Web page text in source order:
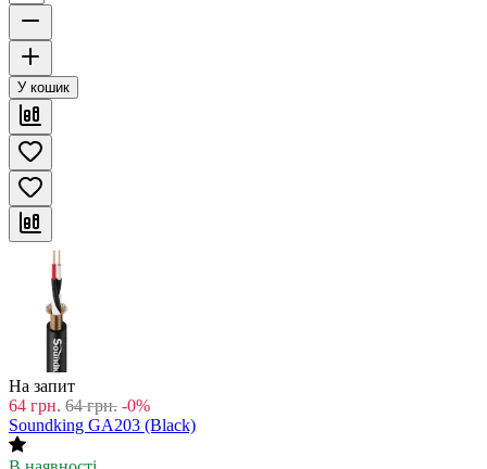
У кошик
На запит
64 грн. 64 грн. -0%
Soundking GA203 (Black)